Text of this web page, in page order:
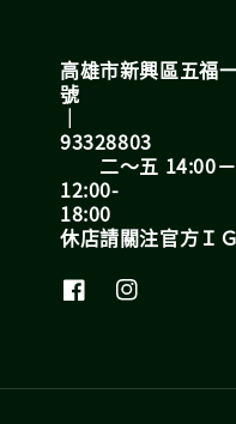
高雄市新興區五福
號
｜
二～五 14:00－
12:00-
休店請關注官方ＩＧ